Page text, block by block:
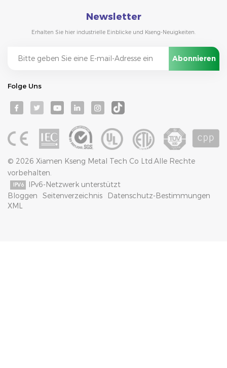
Newsletter
Erhalten Sie hier industrielle Einblicke und Kseng-Neuigkeiten.
Folge Uns
© 2026 Xiamen Kseng Metal Tech Co Ltd.Alle Rechte
vorbehalten.
IPv6-Netzwerk unterstützt
Bloggen
Seitenverzeichnis
Datenschutz-Bestimmungen
XML